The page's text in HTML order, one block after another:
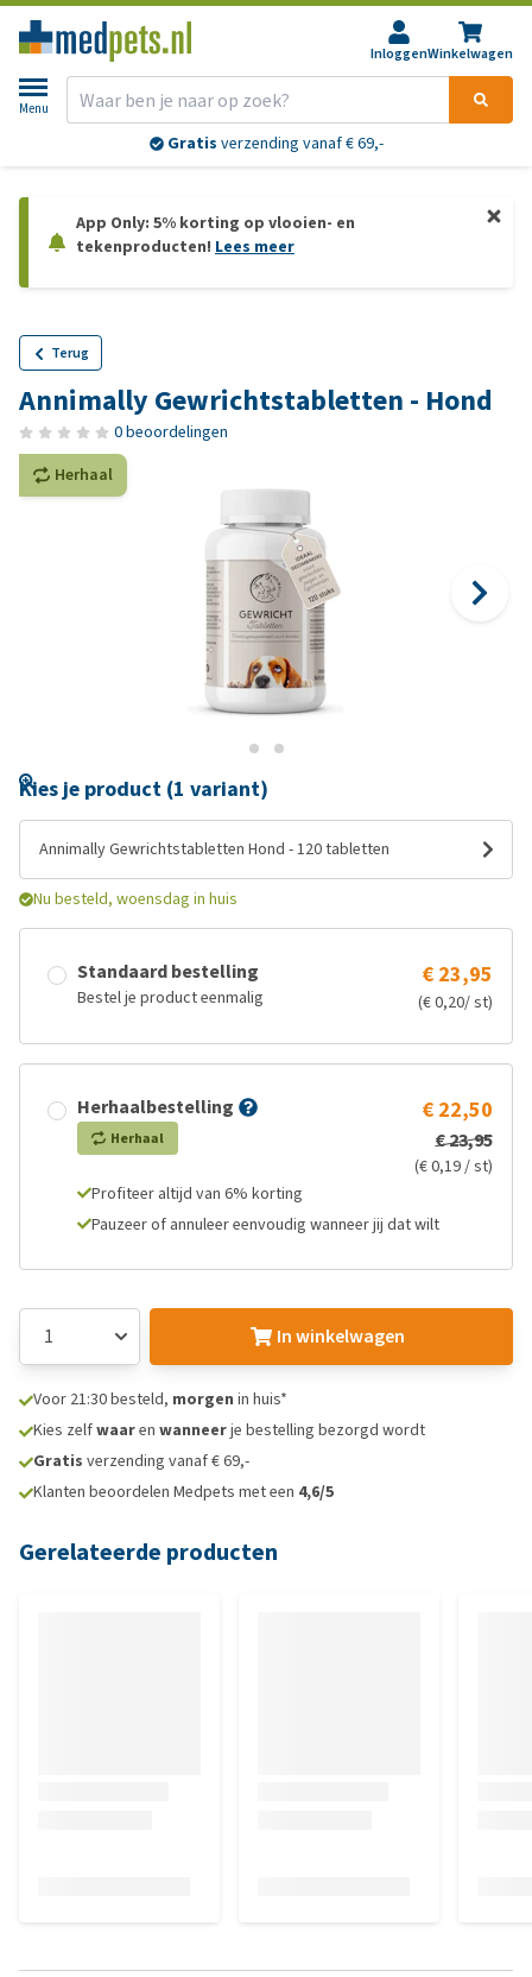
InloggenWinkelwagen
Menu
Gratis verzending vanaf € 69,-
App Only: 5% korting op vlooien- en
tekenproducten! Lees meer
Terug
Annimally Gewrichtstabletten - Hond
0 beoordelingen
Herhaal
Kies je product (1 variant)
Annimally Gewrichtstabletten Hond - 120 tabletten
Nu besteld, woensdag in huis
Standaard bestelling
Bestel je product eenmalig
€ 23,95
(€ 0,20/ st)
Herhaalbestelling
Herhaal
€ 22,50
€ 23,95
(€ 0,19 / st)
Profiteer altijd van 6% korting
Pauzeer of annuleer eenvoudig wanneer jij dat wilt
In winkelwagen
Voor 21:30 besteld, morgen in huis*
Kies zelfwaaren wanneerje bestelling bezorgd wordt
Gratis verzending vanaf € 69,-
Klanten beoordelen Medpets met een 4,6/5
Gerelateerde producten